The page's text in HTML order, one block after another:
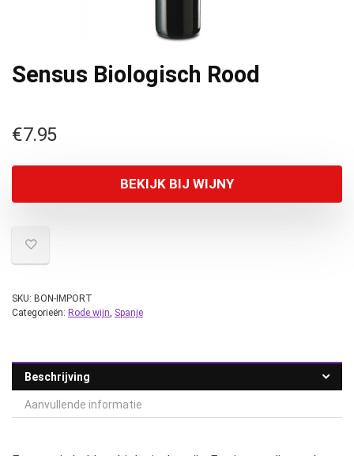
Sensus Biologisch Rood
€7.95
BEKIJK BIJ WIJNY
SKU: BON-IMPORT
Categorieën: Rode wijn, Spanje
Beschrijving
Aanvullende informatie